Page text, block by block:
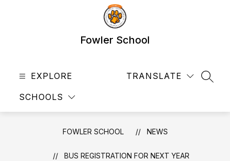
Fowler School
EXPLORE
SCHOOLS
TRANSLATE
FOWLER SCHOOL NEWS
BUS REGISTRATION FOR NEXT YEAR